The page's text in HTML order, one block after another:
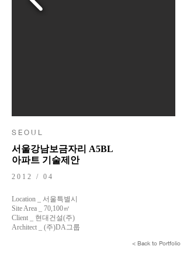
S E O U L
서울강남보금자리 A5BL
아파트 기술제안
2012 / 04
Location _ 서울특별시
Site Area _ 70,100㎡
Client _ 현대건설(주)
Architect _ (주)DA그룹
< Back to Portfolio